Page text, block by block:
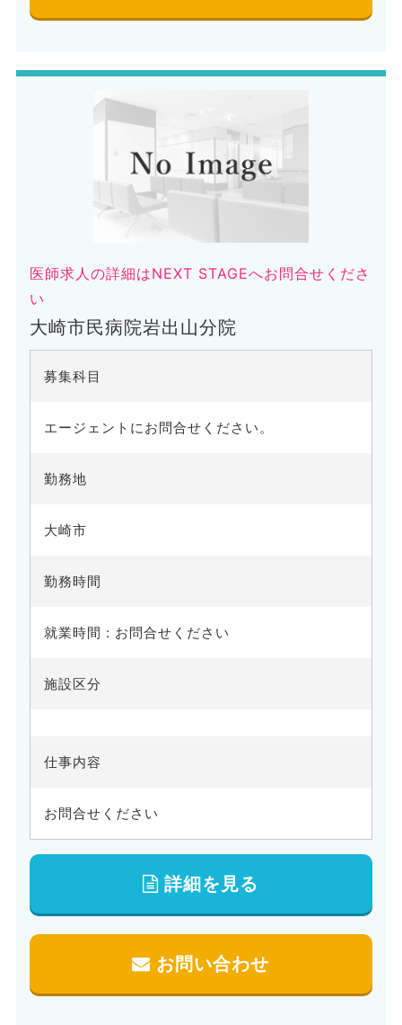
医師求人の詳細はNEXT STAGEへお問合せくださ
い
大崎市民病院岩出山分院
募集科目
エージェントにお問合せください。
勤務地
大崎市
勤務時間
就業時間 : お問合せください
施設区分
仕事内容
お問合せください
詳細を見る
お問い合わせ